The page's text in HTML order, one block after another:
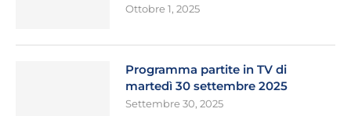
Ottobre 1, 2025
Programma partite in TV di
martedì 30 settembre 2025
Settembre 30, 2025